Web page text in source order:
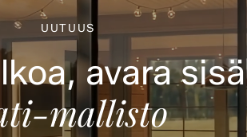
UUTUUS
avara
mallisto